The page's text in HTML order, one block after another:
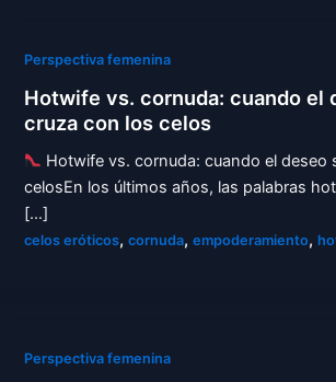
Perspectiva femenina
Hotwife vs. cornuda: cuando el
cruza con los celos
Hotwife vs. cornuda: cuando el deseo
celosEn los últimos años, las palabras
[…]
celos eróticos, cornuda, empoderamiento,
Perspectiva femenina